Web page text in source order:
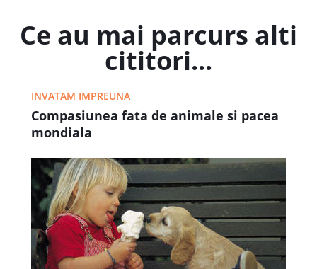
Ce au mai parcurs alti
cititori...
INVATAM IMPREUNA
Compasiunea fata de animale si pacea
mondiala